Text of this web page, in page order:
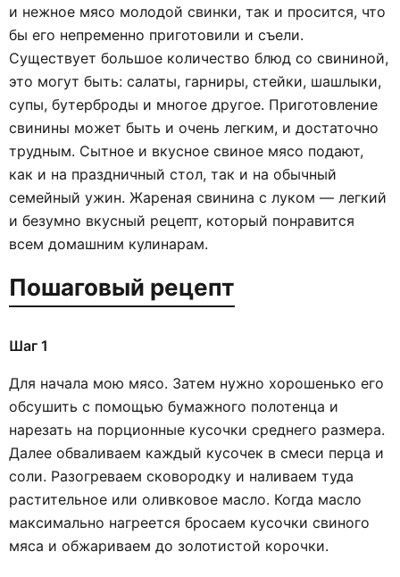
и нежное мясо молодой свинки, так и просится, что
бы его непременно приготовили и съели.
Существует большое количество блюд со свининой,
это могут быть: салаты, гарниры, стейки, шашлыки,
супы, бутерброды и многое другое. Приготовление
свинины может быть и очень легким, и достаточно
трудным. Сытное и вкусное свиное мясо подают,
как и на праздничный стол, так и на обычный
семейный ужин. Жареная свинина с луком — легкий
и безумно вкусный рецепт, который понравится
всем домашним кулинарам.
Пошаговый рецепт
Шаг 1
Для начала мою мясо. Затем нужно хорошенько его
обсушить с помощью бумажного полотенца и
нарезать на порционные кусочки среднего размера.
Далее обваливаем каждый кусочек в смеси перца и
соли. Разогреваем сковородку и наливаем туда
растительное или оливковое масло. Когда масло
максимально нагреется бросаем кусочки свиного
мяса и обжариваем до золотистой корочки.